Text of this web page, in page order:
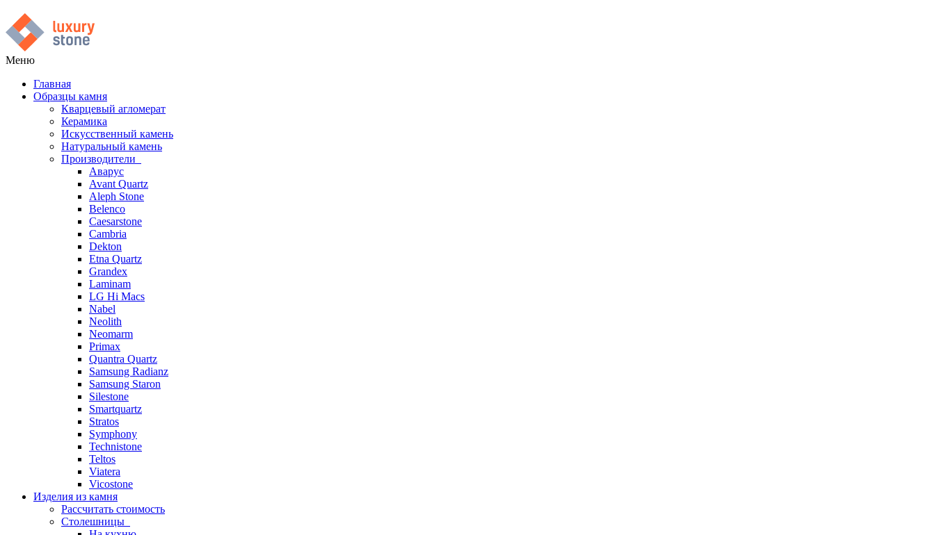
Меню
Главная
Образцы камня
Кварцевый агломерат
Керамика
Искусственный камень
Натуральный камень
Производители
Аварус
Avant Quartz
Aleph Stone
Belenco
Caesarstone
Cambria
Dekton
Etna Quartz
Grandex
Laminam
LG Hi Macs
Nabel
Neolith
Neomarm
Primax
Quantra Quartz
Samsung Radianz
Samsung Staron
Silestone
Smartquartz
Stratos
Symphony
Technistone
Teltos
Viatera
Vicostone
Изделия из камня
Рассчитать стоимость
Столешницы